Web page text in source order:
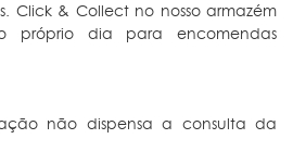
Click & Collect no nosso armazém
próprio dia para encomendas
não dispensa a consulta da